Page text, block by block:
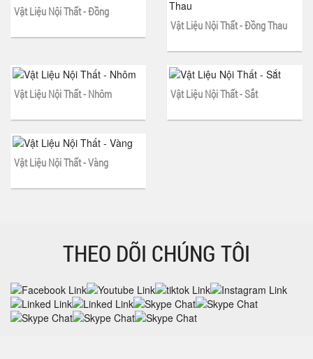
Vật Liệu Nội Thất - Đồng
Vật Liệu Nội Thất - Đồng Thau
Vật Liệu Nội Thất - Nhôm Vật Liệu Nội Thất - Sắt
Vật Liệu Nội Thất - Vàng
THEO DÕI CHÚNG TÔI